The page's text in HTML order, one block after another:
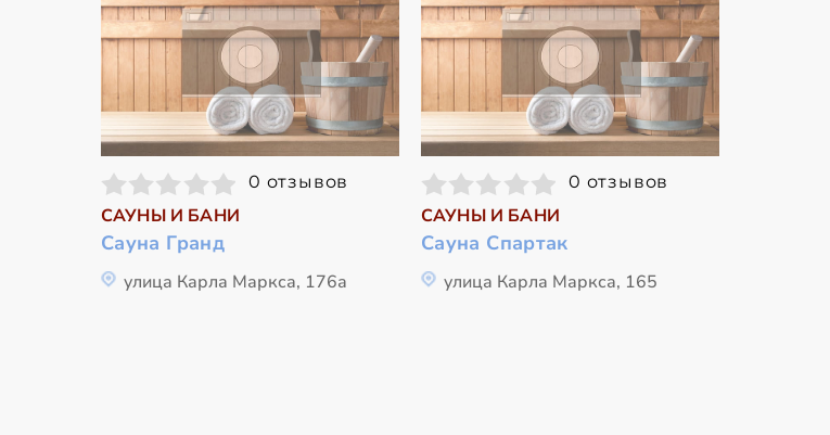
0 отзывов
САУНЫ И БАНИ
Сауна Гранд
улица Карла Маркса, 176а
0 отзывов
САУНЫ И БАНИ
Сауна Спартак
улица Карла Маркса, 165